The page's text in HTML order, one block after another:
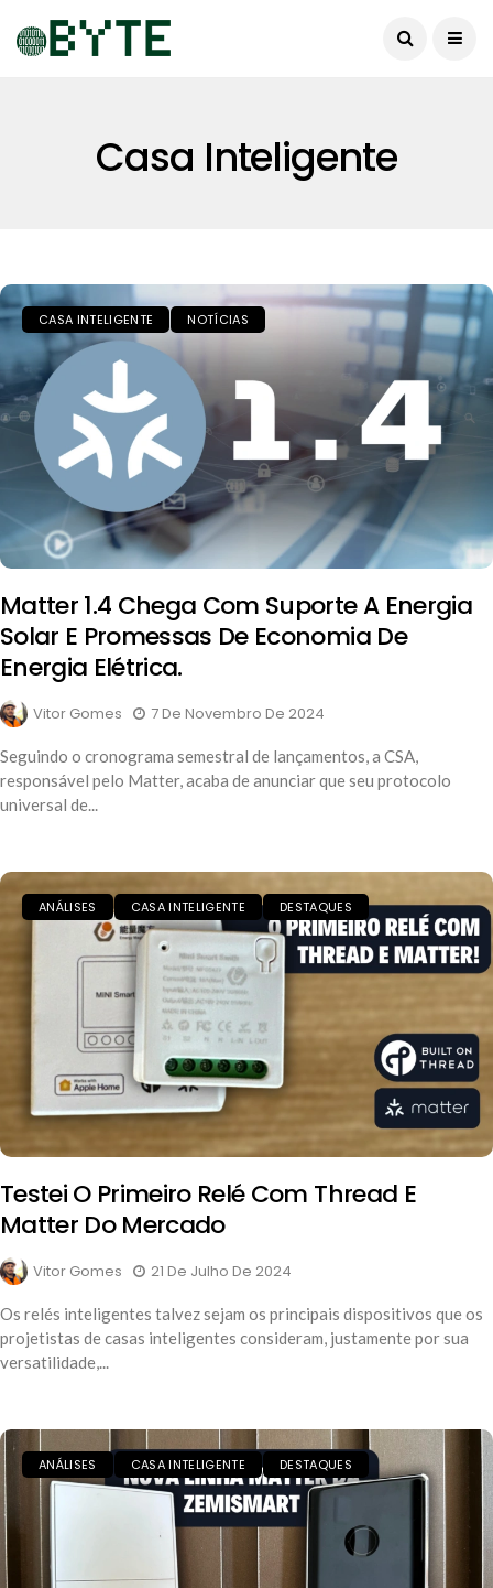
Casa Inteligente
CASA INTELIGENTE NOTÍCIAS
Matter 1.4 Chega Com Suporte A Energia
Solar E Promessas De Economia De
Energia Elétrica.
Vitor Gomes 7 De Novembro De 2024
Seguindo o cronograma semestral de lançamentos, a CSA,
responsável pelo Matter, acaba de anunciar que seu protocolo
universal de...
ANÁLISES CASA INTELIGENTE DESTAQUES
Testei O Primeiro Relé Com Thread E
Matter Do Mercado
Vitor Gomes 21 De Julho De 2024
Os relés inteligentes talvez sejam os principais dispositivos que os
projetistas de casas inteligentes consideram, justamente por sua
versatilidade,...
ANÁLISES CASA INTELIGENTE DESTAQUES